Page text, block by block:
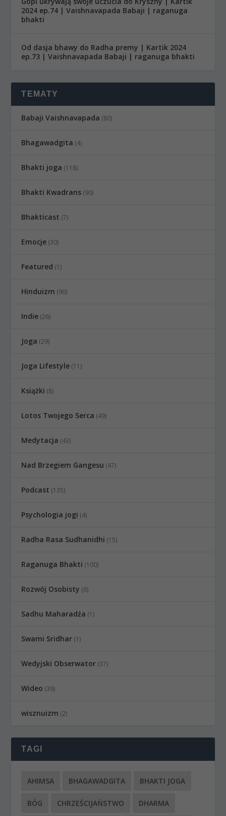
2024 ep.74 | Vaishnavapada Babaji | raganuga
bhakti
Od dasja bhawy do Radha premy | Kartik 2024
ep.73 | Vaishnavapada Babaji | raganuga bhakti
TEMATY
Babaji Vaishnavapada (80)
Bhagawadgita (4)
Bhakti joga (118)
Bhakti Kwadrans (90)
Bhakticast (7)
Emocje (30)
Featured (1)
Hinduizm (90)
Indie (26)
Joga (29)
Joga Lifestyle (11)
Książki (8)
Lotos Twojego Serca (49)
Medytacja (43)
Nad Brzegiem Gangesu (47)
Podcast (135)
Psychologia jogi (4)
Radha Rasa Sudhanidhi (15)
Raganuga Bhakti (100)
Rozwój Osobisty (6)
Sadhu Maharadźa (1)
Swami Sridhar (1)
Wedyjski Obserwator (37)
Wideo (39)
wisznuizm (2)
TAGI
AHIMSA BHAGAWADGITA BHAKTI JOGA
BÓG CHRZEŚCIJAŃSTWO DHARMA